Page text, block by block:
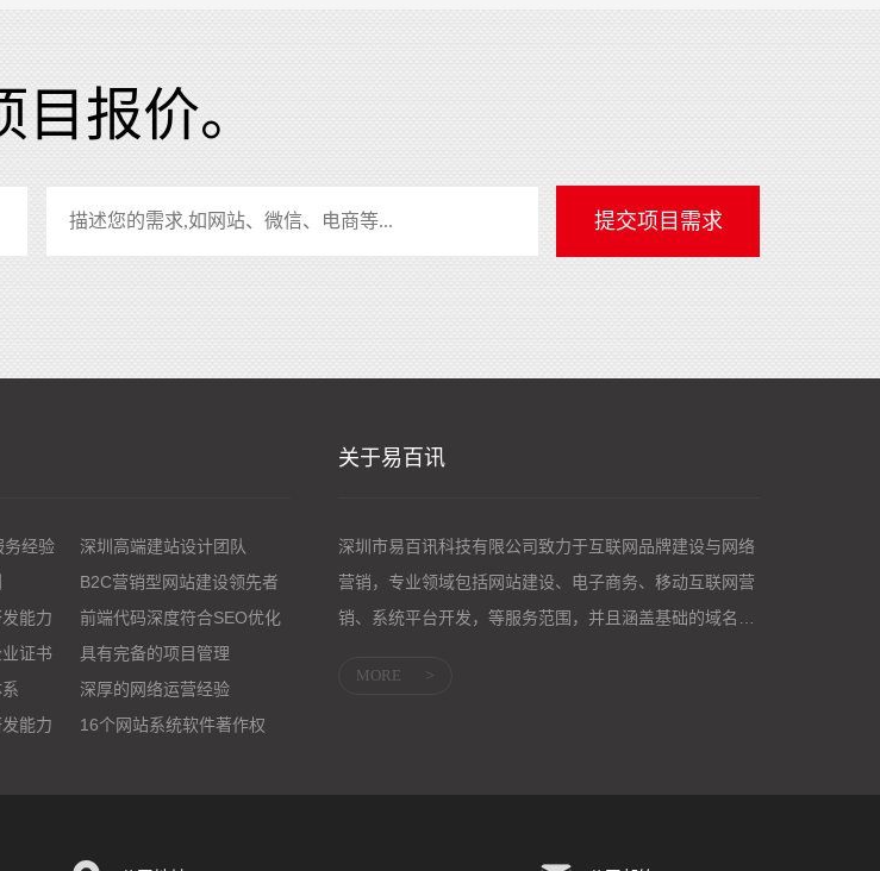
报价。
务经验
深圳高端建站设计团队
B2C营销型网站建设领先者
能力
前端代码深度符合SEO优化
证书
具有完备的项目管理
深厚的网络运营经验
能力
16个网站系统软件著作权
关于易百讯
深圳市易百讯科技有限公司致力于互联网品牌建设与网络
营销，专业领域包括网站建设、电子商务、移动互联网营
销、系统平台开发，等服务范围，并且涵盖基础的域名服
MORE >